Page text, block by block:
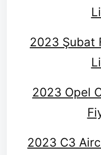
2023 Şubat
2023 Opel
2023 C3